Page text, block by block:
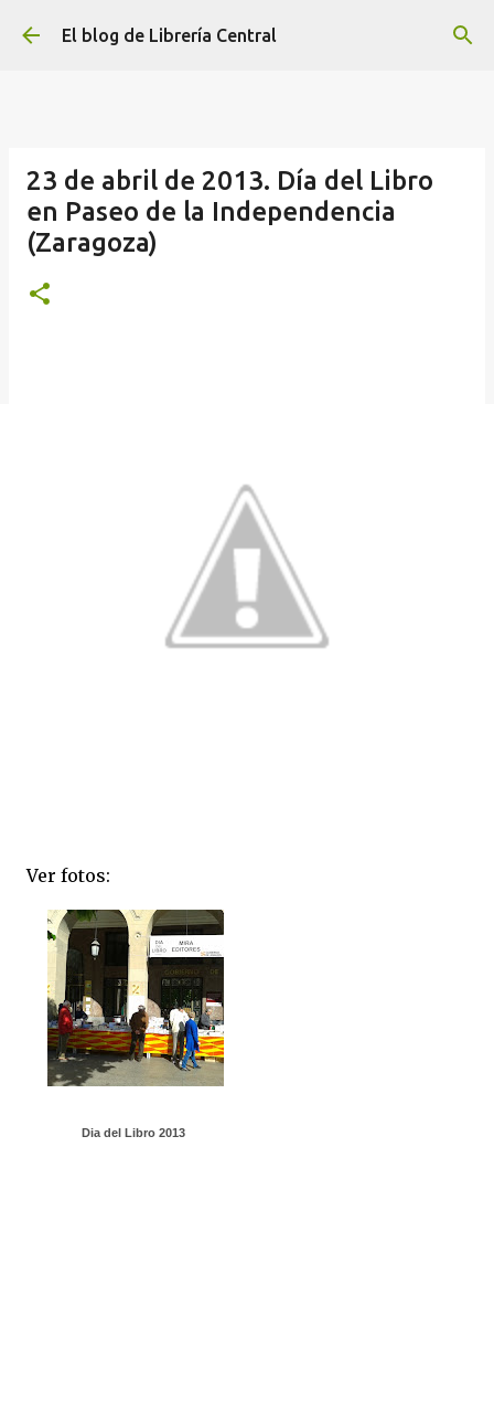
Ir al contenido principal
El blog de Librería Central
23 de abril de 2013. Día del Libro
en Paseo de la Independencia
(Zaragoza)
Ver fotos:
Dia del Libro 2013